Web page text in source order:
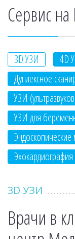
Сервис
3D УЗИ 4D
Дуплексное
УЗИ
УЗИ для
3D УЗИ
Врачи в